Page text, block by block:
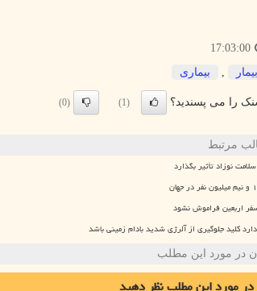
17:03:00
بیمار بیماری
را می پسندید؟ (1)
(0)
مرتبط
نوزاد تأثیر بگذارد
کلید جلوگیری از آلرژی شدید بادام زمینی باشد
در مورد این مطلب